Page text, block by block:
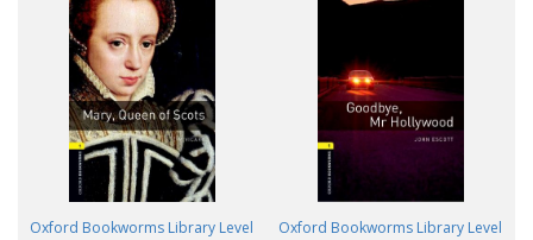
Oxford Bookworms Library Level
Oxford Bookworms Library Level